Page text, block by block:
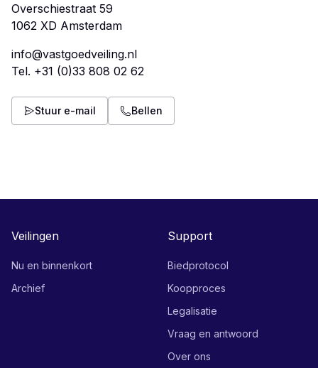
Overschiestraat 59
info@vastgoedveiling.nl
Tel. +31 (0)33 808 02 62
Stuur e-mail Bellen
Veilingen
Nu en binnenkort
Archief
Support
Biedprotocol
Koopproces
Legalisatie
Vraag en antwoord
Over ons